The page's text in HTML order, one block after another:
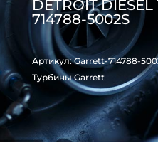
DETROIT DIESEL
714788-5002S
Артикул:Garrett-714788-
Турбины Garrett